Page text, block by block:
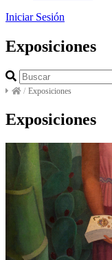
Iniciar Sesión
Exposiciones
/ Exposiciones
Exposiciones